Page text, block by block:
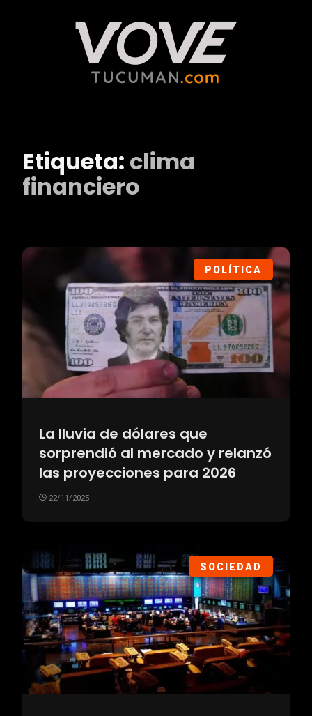
Etiqueta: clima
financiero
POLÍTICA
La lluvia de dólares que
sorprendió al mercado y relanzó
las proyecciones para 2026
22/11/2025
SOCIEDAD